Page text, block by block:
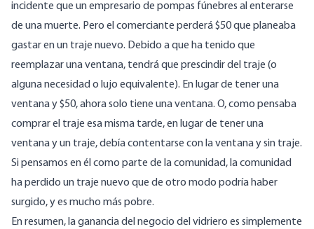
incidente que un empresario de pompas fúnebres al enterarse
de una muerte. Pero el comerciante perderá $50 que planeaba
gastar en un traje nuevo. Debido a que ha tenido que
reemplazar una ventana, tendrá que prescindir del traje (o
alguna necesidad o lujo equivalente). En lugar de tener una
ventana y $50, ahora solo tiene una ventana. O, como pensaba
comprar el traje esa misma tarde, en lugar de tener una
ventana y un traje, debía contentarse con la ventana y sin traje.
Si pensamos en él como parte de la comunidad, la comunidad
ha perdido un traje nuevo que de otro modo podría haber
surgido, y es mucho más pobre.
En resumen, la ganancia del negocio del vidriero es simplemente